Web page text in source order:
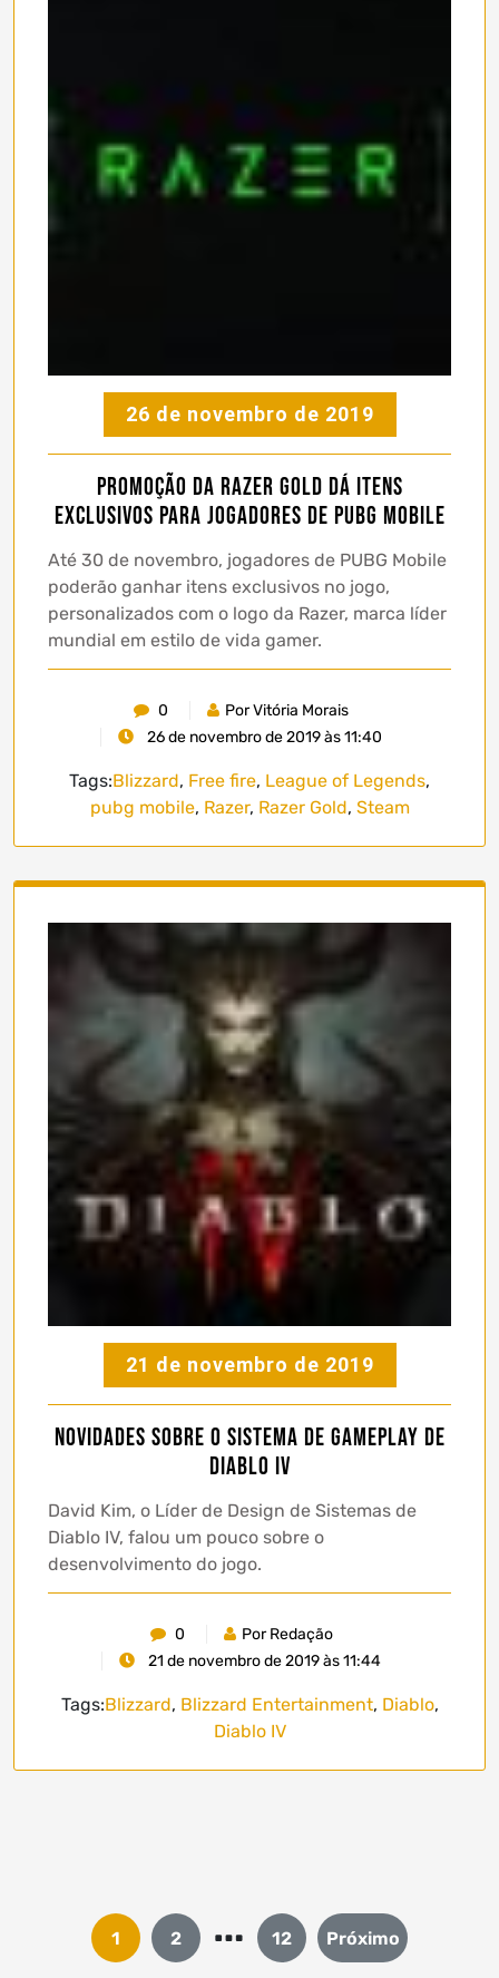
26 de novembro de 2019
Promoção da Razer Gold dá itens
exclusivos para jogadores de PUBG Mobile
Até 30 de novembro, jogadores de PUBG Mobile
poderão ganhar itens exclusivos no jogo,
personalizados com o logo da Razer, marca líder
mundial em estilo de vida gamer.
0
Por Vitória Morais
26 de novembro de 2019 às 11:40
Tags:Blizzard, Free fire, League of Legends,
pubg mobile, Razer, Razer Gold, Steam
21 de novembro de 2019
Novidades sobre o sistema de gameplay de
Diablo IV
David Kim, o Líder de Design de Sistemas de
Diablo IV, falou um pouco sobre o
desenvolvimento do jogo.
0
Por Redação
21 de novembro de 2019 às 11:44
Tags:Blizzard, Blizzard Entertainment, Diablo,
Diablo IV
Paginação
de
1 2 … 12 Próximo